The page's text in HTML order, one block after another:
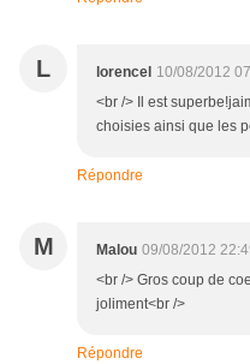
L lorencel 10/08/2012
<br /> Il est
choisies ainsi que les
Répondre
M Malou 09/08/2012
<br /> Gros coup de
joliment<br />
Répondre